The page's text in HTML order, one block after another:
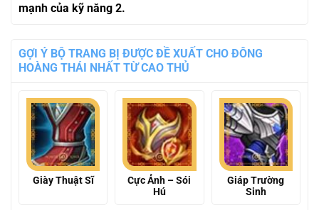
mạnh của kỹ năng 2.
GỢI Ý BỘ TRANG BỊ ĐƯỢC ĐỀ XUẤT CHO ĐÔNG
HOÀNG THÁI NHẤT TỪ CAO THỦ
Giày Thuật Sĩ
Cực Ảnh – Sói
Hú
Giáp Trường
Sinh